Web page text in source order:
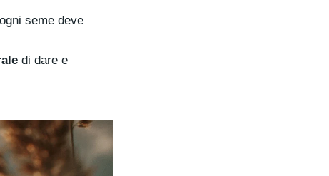
seme deve
di dare e